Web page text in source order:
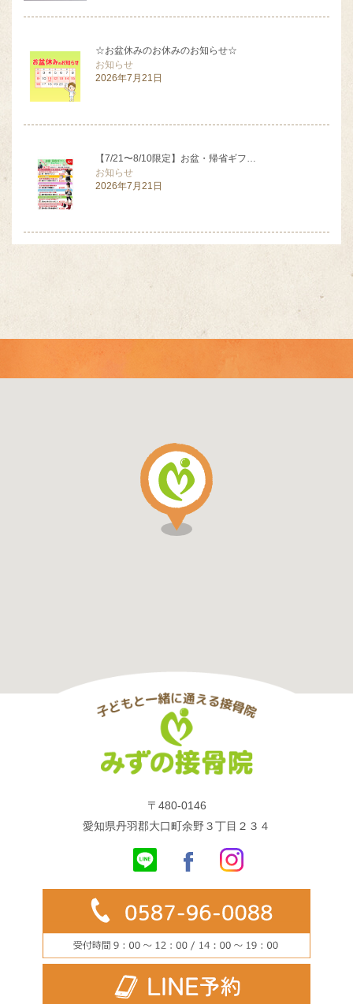
☆お盆休みのお休みのお知らせ☆
お知らせ
2026年7月21日
【7/21〜8/10限定】お盆・帰省ギフ…
お知らせ
2026年7月21日
〒480-0146
愛知県丹羽郡大口町余野３丁目２３４